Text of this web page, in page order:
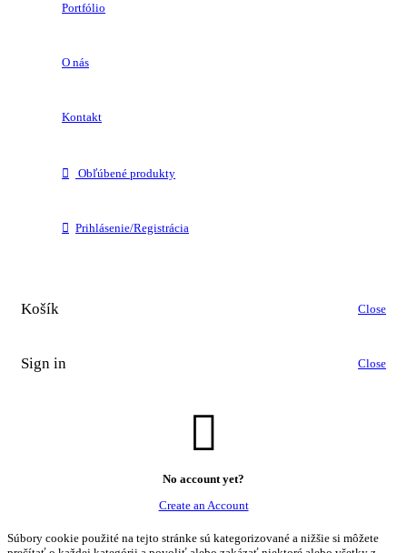
Portfólio
O nás
Kontakt
Obľúbené produkty
Prihlásenie/Registrácia
Košík Close
Sign in Close
No account yet?
Create an Account
Súbory cookie použité na tejto stránke sú kategorizované a nižšie si môžete